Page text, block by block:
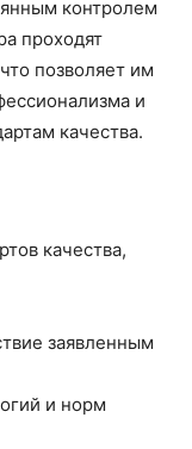
контролем
проходят
позволяет им
и
качества.
качества,
заявленным
и норм